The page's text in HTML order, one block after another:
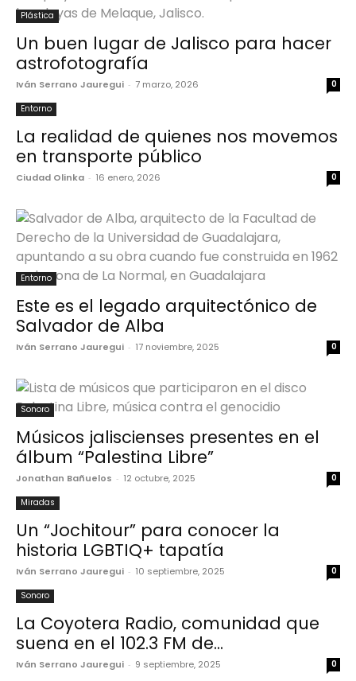
Plástica
Un buen lugar de Jalisco para hacer
astrofotografía
Iván Serrano Jauregui - 7 marzo, 2026 0
Entorno
La realidad de quienes nos movemos
en transporte público
Ciudad Olinka - 16 enero, 2026 0
Entorno
Este es el legado arquitectónico de
Salvador de Alba
Iván Serrano Jauregui - 17 noviembre, 2025 0
Sonoro
Músicos jaliscienses presentes en el
álbum “Palestina Libre”
Jonathan Bañuelos - 12 octubre, 2025 0
Miradas
Un “Jochitour” para conocer la
historia LGBTIQ+ tapatía
Iván Serrano Jauregui - 10 septiembre, 2025 0
Sonoro
La Coyotera Radio, comunidad que
suena en el 102.3 FM de...
Iván Serrano Jauregui - 9 septiembre, 2025 0